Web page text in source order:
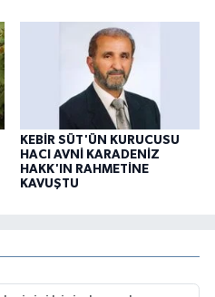
KEBİR SÜT'ÜN KURUCUSU
HACI AVNİ KARADENİZ
HAKK'IN RAHMETİNE
KAVUŞTU